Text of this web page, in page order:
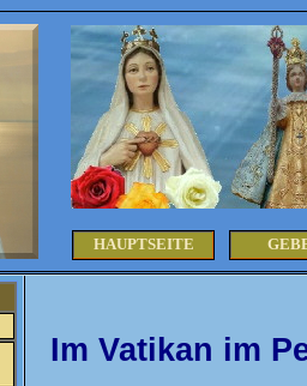
HAUPTSEITE
Im Vatikan im